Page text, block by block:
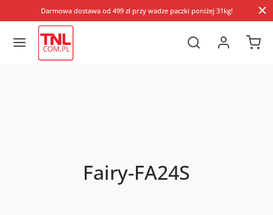
Darmowa dostawa od 499 zł przy wadze paczki poniżej 31kg!
Fairy-FA24S